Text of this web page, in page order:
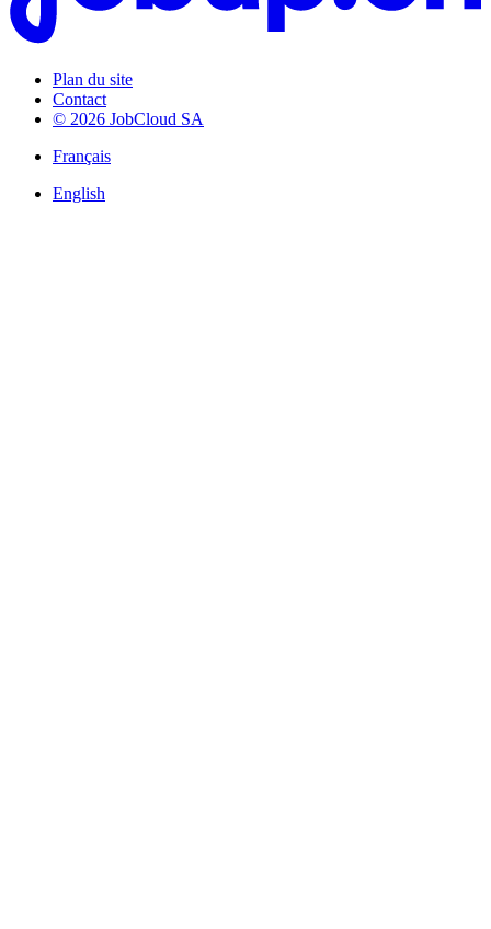
Plan du site
Contact
© 2026 JobCloud SA
Français
English